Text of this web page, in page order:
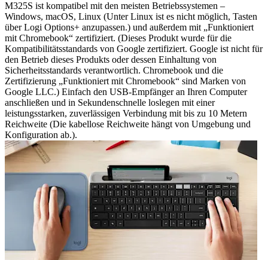
M325S ist kompatibel mit den meisten Betriebssystemen –
Windows, macOS, Linux (Unter Linux ist es nicht möglich, Tasten
über Logi Options+ anzupassen.) und außerdem mit „Funktioniert
mit Chromebook“ zertifiziert. (Dieses Produkt wurde für die
Kompatibilitätsstandards von Google zertifiziert. Google ist nicht für
den Betrieb dieses Produkts oder dessen Einhaltung von
Sicherheitsstandards verantwortlich. Chromebook und die
Zertifizierung „Funktioniert mit Chromebook“ sind Marken von
Google LLC.) Einfach den USB-Empfänger an Ihren Computer
anschließen und in Sekundenschnelle loslegen mit einer
leistungsstarken, zuverlässigen Verbindung mit bis zu 10 Metern
Reichweite (Die kabellose Reichweite hängt von Umgebung und
Konfiguration ab.).